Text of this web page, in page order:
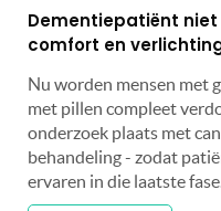
Dementiepatiënt
comfort en
Nu worden mensen met
met pillen compleet
onderzoek plaats met
behandeling - zodat
ervaren in die laatste